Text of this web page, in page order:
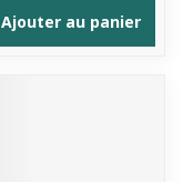
Ajouter au panier